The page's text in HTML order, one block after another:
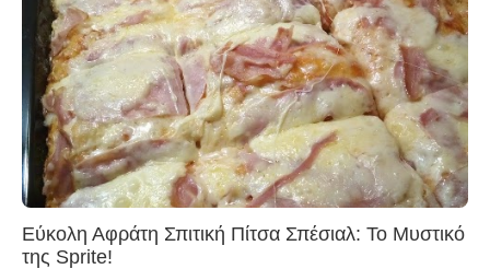
Εύκολη Αφράτη Σπιτική Πίτσα Σπέσιαλ: Το Μυστικό
της Sprite!